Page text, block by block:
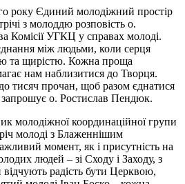
року Єдиний молодіжний простір
з молоддю розповість о.
Комісії УГКЦ у справах молоді.
між людьми, коли серця
та щирістю. Кожна проща
нам наблизитися до Творця.
тисяч прочан, щоб разом єднатися
о. Ростислав Пендюк.
молодіжної координаційної групи
молоді з Блаженнішим
момент, як і присутність на
людей – зі Сходу і Заходу, з
радість бути Церквою,